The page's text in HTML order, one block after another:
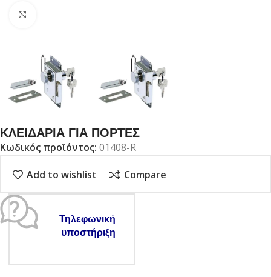
ΚΛΕΙΔΑΡΙΑ ΓΙΑ ΠΟΡΤΕΣ
Κωδικός προϊόντος: 01408-R
Add to wishlist Compare
Τηλεφωνική
υποστήριξη